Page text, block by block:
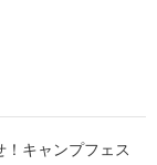
キャンプフェス